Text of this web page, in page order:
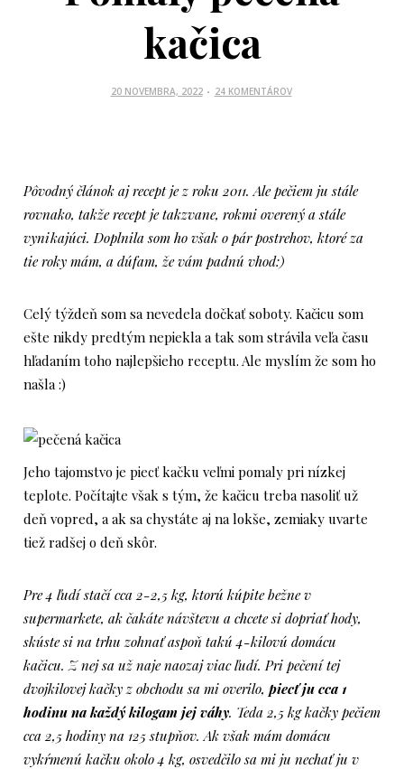
kačica
P
D
20 NOVEMBRA, 2022 24 KOMENTÁROV
Pôvodný článok aj recept je z roku 2011. Ale pečiem ju stále
rovnako, takže recept je takzvane, rokmi overený a stále
vynikajúci. Doplnila som ho však o pár postrehov, ktoré za
tie roky mám, a dúfam, že vám padnú vhod:)
Celý týždeň som sa nevedela dočkať soboty. Kačicu som
ešte nikdy predtým nepiekla a tak som strávila veľa času
hľadaním toho najlepšieho receptu. Ale myslím že som ho
našla :)
Jeho tajomstvo je piecť kačku veľmi pomaly pri nízkej
teplote. Počítajte však s tým, že kačicu treba nasoliť už
deň vopred, a ak sa chystáte aj na lokše, zemiaky uvarte
tiež radšej o deň skôr.
Pre 4 ľudí stačí cca 2-2,5 kg, ktorú kúpite bežne v
supermarkete, ak čakáte návštevu a chcete si dopriať hody,
skúste si na trhu zohnať aspoň takú 4-kilovú domácu
kačicu. Z nej sa už naje naozaj viac ľudí. Pri pečení tej
dvojkilovej kačky z obchodu sa mi overilo, piecť ju cca 1
hodinu na každý kilogam jej váhy. Teda 2,5 kg kačky pečiem
cca 2,5 hodiny na 125 stupňov. Ak však mám domácu
vykŕmenú kačku okolo 4 kg, osvedčilo sa mi ju nechať ju v